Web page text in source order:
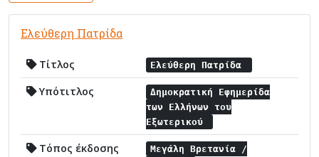
Ελεύθερη Πατρίδα
Τίτλος Ελεύθερη Πατρίδα
Υπότιτλος
Δημοκρατική Εφημερίδα
των Ελλήνων του
Εξωτερικού
Τόπος έκδοσης
Μεγάλη Βρετανία /